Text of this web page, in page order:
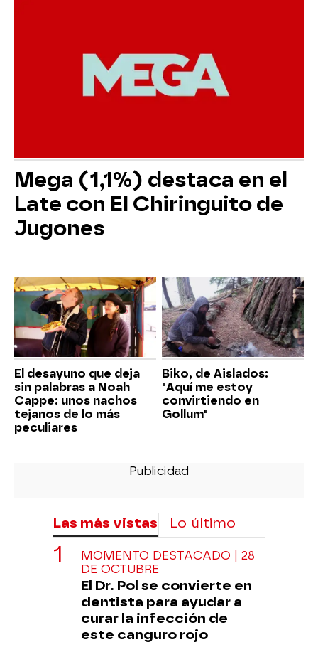
Mega (1,1%) destaca en el
Late con El Chiringuito de
Jugones
El desayuno que deja
sin palabras a Noah
Cappe: unos nachos
tejanos de lo más
peculiares
Biko, de Aislados:
"Aquí me estoy
convirtiendo en
Gollum"
Las más vistas Lo último
MOMENTO DESTACADO | 28
DE OCTUBRE
El Dr. Pol se convierte en
dentista para ayudar a
curar la infección de
este canguro rojo